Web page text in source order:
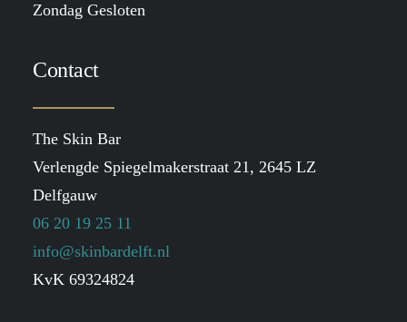
Zondag Gesloten
Contact
The Skin Bar
Verlengde Spiegelmakerstraat 21, 2645 LZ
Delfgauw
06 20 19 25 11
info@skinbardelft.nl
KvK 69324824